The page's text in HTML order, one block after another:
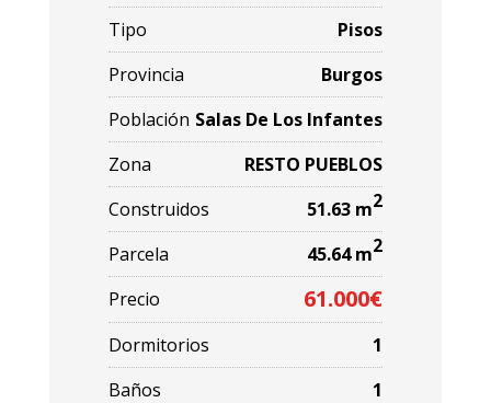
Tipo
Pisos
Provincia
Burgos
Población Salas De Los Infantes
Zona
RESTO PUEBLOS
Construidos
51.63 m2
Parcela 45.64 m2
Precio 61.000€
Dormitorios
1
Baños
1